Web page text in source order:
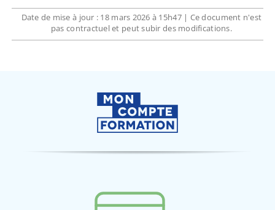
Date de mise à jour : 18 mars 2026 à 15h47 | Ce document n'est
pas contractuel et peut subir des modifications.